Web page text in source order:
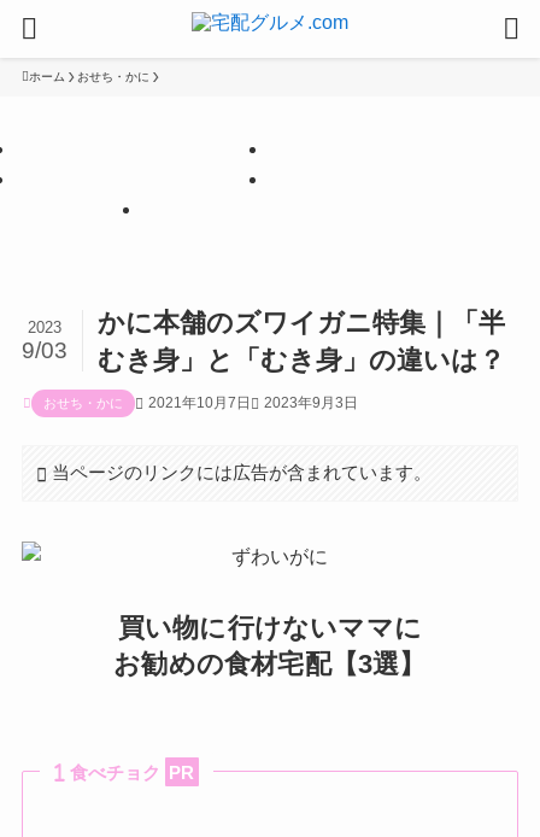
ホーム おせち・かに
かに本舗のズワイガニ特集｜「半
むき身」と「むき身」の違いは？
2023
9/03
おせち・かに 2021年10月7日 2023年9月3日
当ページのリンクには広告が含まれています。
買い物に行けないママに
お勧めの食材宅配【3選】
食べチョク PR